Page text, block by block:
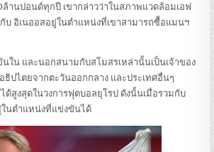
ล้านปอนด์ทุกปี เขากล่าวว่าในสภาพแวดล้อมเอฟ
บ อิเนออสอยู่ในตําแหน่งที่เขาสามารถซื้อแมนฯ
ใน และนอกสนามกับสโมสรเหล่านั้นเป็นเจ้าของ
ปไตยจากตะวันออกกลาง และประเทศอื่นๆ
ด้สูงสุดในวงการฟุตบอลยุโรป ดังนั้นเมื่อรวมกับ
ในตําแหน่งที่แข่งขันได้